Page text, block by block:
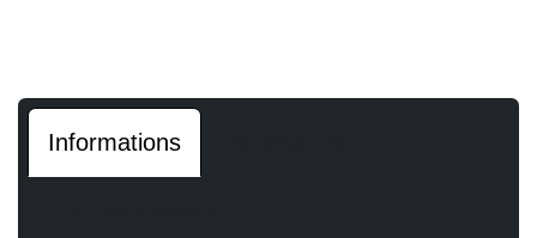
Informations